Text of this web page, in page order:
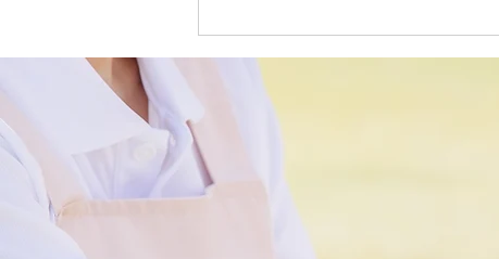
デイサービス 献立表
(R8.6/8)